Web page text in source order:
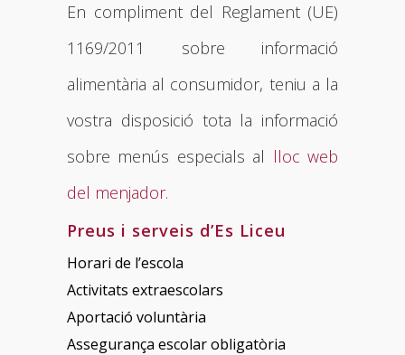
En compliment del Reglament (UE)
1169/2011 sobre informació
alimentària al consumidor, teniu a la
vostra disposició tota la informació
sobre menús especials al lloc web
del menjador.
Preus i serveis d’Es Liceu
Horari de l’escola
Activitats extraescolars
Aportació voluntària
Assegurança escolar obligatòria